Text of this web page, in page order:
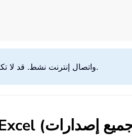
: تتطلب هذه الميزة اشتراك Microsoft 365 واتصال إنترنت نشط. قد لا تكون متوفرة في جميع الإصدارات الإقليمية.